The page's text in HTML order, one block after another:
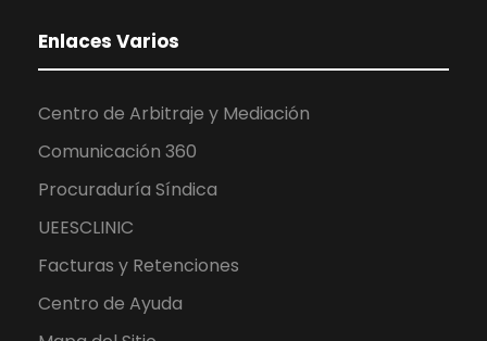
Enlaces Varios
Centro de Arbitraje y Mediación
Comunicación 360
Procuraduría Síndica
UEESCLINIC
Facturas y Retenciones
Centro de Ayuda